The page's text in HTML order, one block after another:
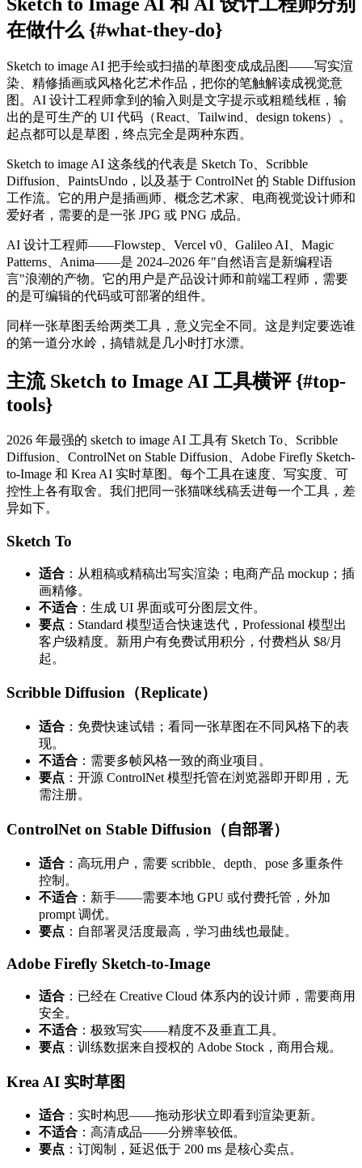
在做什么 {#what-they-do}
Sketch to image AI 把手绘或扫描的草图变成成品图——写实渲
染、精修插画或风格化艺术作品，把你的笔触解读成视觉意
图。AI 设计工程师拿到的输入则是文字提示或粗糙线框，输
出的是可生产的 UI 代码（React、Tailwind、design tokens）。
起点都可以是草图，终点完全是两种东西。
Sketch to image AI 这条线的代表是 Sketch To、Scribble
Diffusion、PaintsUndo，以及基于 ControlNet 的 Stable Diffusion
工作流。它的用户是插画师、概念艺术家、电商视觉设计师和
爱好者，需要的是一张 JPG 或 PNG 成品。
AI 设计工程师——Flowstep、Vercel v0、Galileo AI、Magic
Patterns、Anima——是 2024–2026 年"自然语言是新编程语
言"浪潮的产物。它的用户是产品设计师和前端工程师，需要
的是可编辑的代码或可部署的组件。
同样一张草图丢给两类工具，意义完全不同。这是判定要选谁
的第一道分水岭，搞错就是几小时打水漂。
主流 Sketch to Image AI 工具横评 {#top-
tools}
2026 年最强的 sketch to image AI 工具有 Sketch To、Scribble
Diffusion、ControlNet on Stable Diffusion、Adobe Firefly Sketch-
to-Image 和 Krea AI 实时草图。每个工具在速度、写实度、可
控性上各有取舍。我们把同一张猫咪线稿丢进每一个工具，差
异如下。
Sketch To
适合 ：从粗稿或精稿出写实渲染；电商产品 mockup；插
画精修。
不适合 ：生成 UI 界面或可分图层文件。
要点 ：Standard 模型适合快速迭代，Professional 模型出
客户级精度。新用户有免费试用积分，付费档从 $8/月
起。
Scribble Diffusion（Replicate）
适合 ：免费快速试错；看同一张草图在不同风格下的表
现。
不适合 ：需要多帧风格一致的商业项目。
要点 ：开源 ControlNet 模型托管在浏览器即开即用，无
需注册。
ControlNet on Stable Diffusion（自部署）
适合 ：高玩用户，需要 scribble、depth、pose 多重条件
控制。
不适合 ：新手——需要本地 GPU 或付费托管，外加
prompt 调优。
要点 ：自部署灵活度最高，学习曲线也最陡。
Adobe Firefly Sketch-to-Image
适合 ：已经在 Creative Cloud 体系内的设计师，需要商用
安全。
不适合 ：极致写实——精度不及垂直工具。
要点 ：训练数据来自授权的 Adobe Stock，商用合规。
Krea AI 实时草图
适合 ：实时构思——拖动形状立即看到渲染更新。
不适合 ：高清成品——分辨率较低。
要点 ：订阅制，延迟低于 200 ms 是核心卖点。